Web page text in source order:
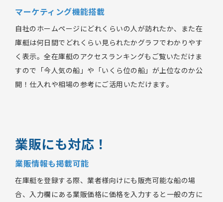
マーケティング機能搭載
自社のホームページにどれくらいの人が訪れたか、また在
庫艇は何日間でどれくらい見られたかグラフでわかりやす
く表示。全在庫艇のアクセスランキングもご覧いただけま
すので「今人気の船」や「いくら位の船」が上位なのか公
開！仕入れや相場の参考にご活用いただけます。
業販にも対応！
業販情報も掲載可能
在庫艇を登録する際、業者様向けにも販売可能な船の場
合、入力欄にある業販価格に価格を入力すると一般の方に